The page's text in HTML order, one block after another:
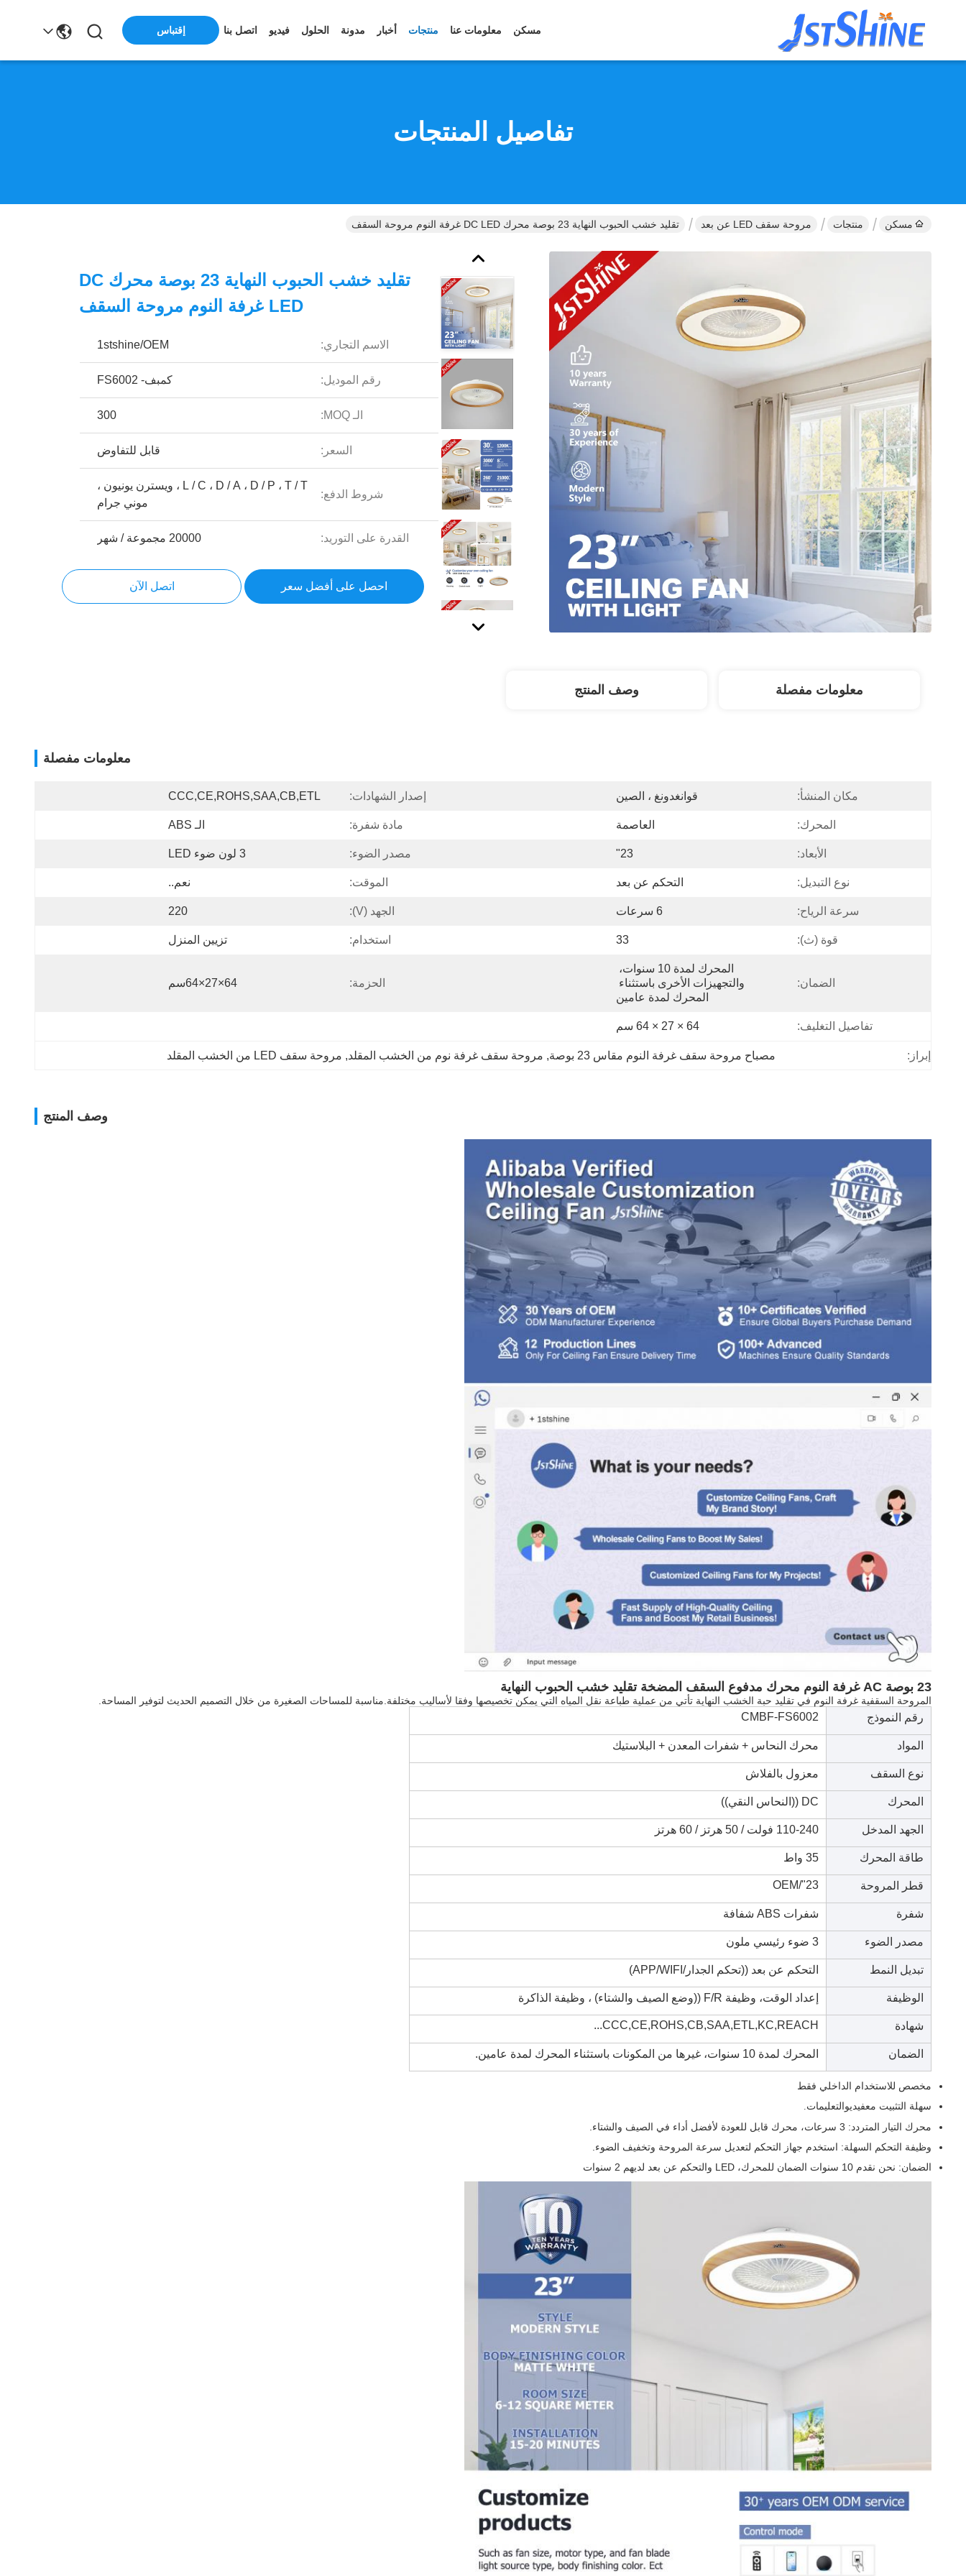
مسكن معلومات عنا منتجات أخبار مدونة الحلول فيديو اتصل بنا إقتباس
تفاصيل المنتجات
مسكن منتجات مروحة سقف LED عن بعد تقليد خشب الحبوب النهاية 23 بوصة محرك DC LED غرفة النوم مروحة السقف
تقليد خشب الحبوب النهاية 23 بوصة محرك DC
LED غرفة النوم مروحة السقف
الاسم التجاري: 1stshine/OEM
رقم الموديل: كمبف- FS6002
الـ MOQ: 300
السعر: قابل للتفاوض
شروط الدفع:
L / C ، D / A ، D / P ، T / T ، ويسترن يونيون ،
موني جرام
القدرة على التوريد: 20000 مجموعة / شهر
احصل على أفضل سعر اتصل الآن
معلومات مفصلة وصف المنتج
معلومات مفصلة
مكان المنشأ: قوانغدونغ ، الصين إصدار الشهادات: CCC,CE,ROHS,SAA,CB,ETL
المحرك: العاصمة مادة شفرة: الـ ABS
الأبعاد: 23" مصدر الضوء: 3 لون ضوء LED
نوع التبديل: التحكم عن بعد الموقت: نعم..
سرعة الرياح: 6 سرعات الجهد (V): 220
قوة (ث): 33 استخدام: تزيين المنزل
الضمان:
المحرك لمدة عامين
الحزمة: 64×27×64سم
تفاصيل التغليف: 64 × 27 × 64 سم
إبراز: مصباح مروحة سقف غرفة النوم مقاس 23 بوصة , مروحة سقف غرفة نوم من الخشب المقلد, مروحة سقف LED من الخشب المقلد
وصف المنتج
23 بوصة AC غرفة النوم محرك مدفوع السقف المضخة تقليد خشب الحبوب النهاية
المروحة السقفية غرفة النوم في تقليد حبة الخشب النهاية تأتي من عملية طباعة نقل المياه التي يمكن تخصيصها وفقا لأساليب مختلفة.مناسبة للمساحات الصغيرة من خلال التصميم الحديث لتوفير المساحة.
رقم النموذج CMBF-FS6002
المواد محرك النحاس + شفرات المعدن + البلاستيك
نوع السقف معزول بالفلاش
المحرك DC ((النحاس النقي))
الجهد المدخل 110-240 فولت / 50 هرتز / 60 هرتز
طاقة المحرك 35 واط
قطر المروحة 23"/OEM
شفرة شفرات ABS شفافة
مصدر الضوء 3 ضوء رئيسي ملون
تبديل النمط التحكم عن بعد ((تحكم الجدار/APP/WIFI)
الوظيفة إعداد الوقت، وظيفة F/R ((وضع الصيف والشتاء) ، وظيفة الذاكرة
شهادة CCC,CE,ROHS,CB,SAA,ETL,KC,REACH...
الضمان المحرك لمدة 10 سنوات، غيرها من المكونات باستثناء المحرك لمدة عامين.
مخصص للاستخدام الداخلي فقط
سهلة التثبيت معفيديوالتعليمات.
محرك التيار المتردد: 3 سرعات، محرك قابل للعودة لأفضل أداء في الصيف والشتاء.
وظيفة التحكم السهلة: استخدم جهاز التحكم لتعديل سرعة المروحة وتخفيف الضوء.
الضمان: نحن نقدم 10 سنوات الضمان للمحرك، LED والتحكم عن بعد لديهم 2 سنوات